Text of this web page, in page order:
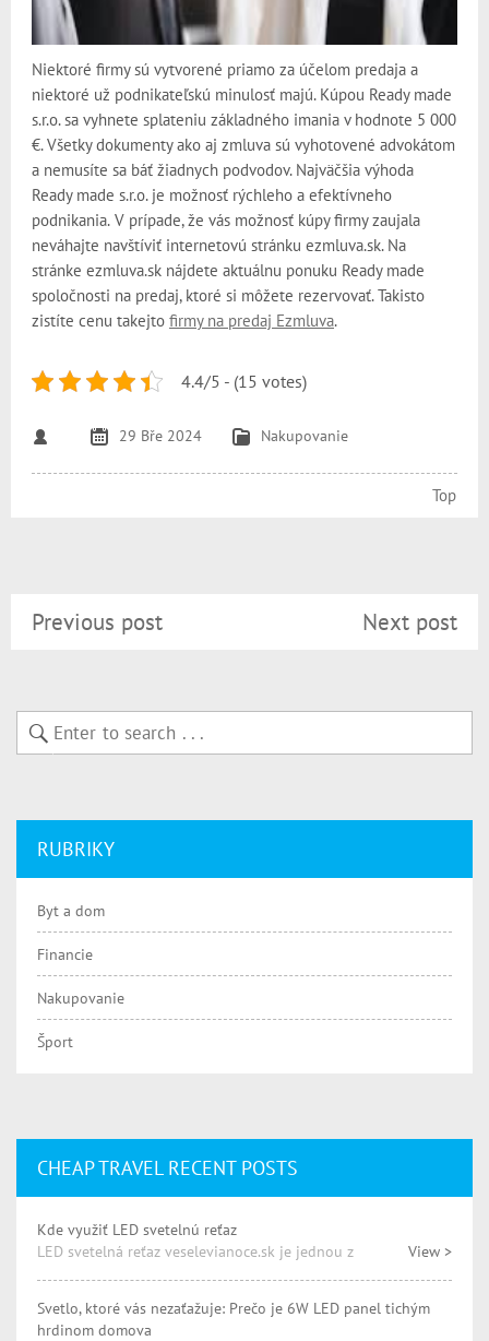
Niektoré firmy sú vytvorené priamo za účelom predaja a
niektoré už podnikateľskú minulosť majú. Kúpou Ready made
s.r.o. sa vyhnete splateniu základného imania v hodnote 5 000
€. Všetky dokumenty ako aj zmluva sú vyhotovené advokátom
a nemusíte sa báť žiadnych podvodov. Najväčšia výhoda
Ready made s.r.o. je možnosť rýchleho a efektívneho
podnikania. V prípade, že vás možnosť kúpy firmy zaujala
neváhajte navštíviť internetovú stránku ezmluva.sk. Na
stránke ezmluva.sk nájdete aktuálnu ponuku Ready made
spoločnosti na predaj, ktoré si môžete rezervovať. Takisto
zistíte cenu takejto firmy na predaj Ezmluva.
4.4/5 - (15 votes)
29 Bře 2024 Nakupovanie
Top
Next post
Previous post
RUBRIKY
Byt a dom
Financie
Nakupovanie
Šport
CHEAP TRAVEL RECENT POSTS
Kde využiť LED svetelnú reťaz
LED svetelná reťaz veselevianoce.sk je jednou z
View >
Svetlo, ktoré vás nezaťažuje: Prečo je 6W LED panel tichým
hrdinom domova